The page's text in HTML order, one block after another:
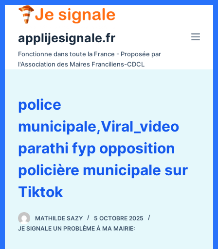
applijesignale.fr
Fonctionne dans toute la France - Proposée par
l'Association des Maires Franciliens-CDCL
police
municipale,Viral_video
parathi fyp opposition
policière municipale sur
Tiktok
MATHILDE SAZY
5 OCTOBRE 2025
JE SIGNALE UN PROBLÈME À MA MAIRIE: